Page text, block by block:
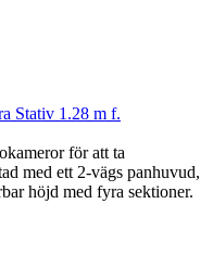
Stativ 1.28 m f.
för att ta
med ett 2-vägs panhuvud,
höjd med fyra sektioner.